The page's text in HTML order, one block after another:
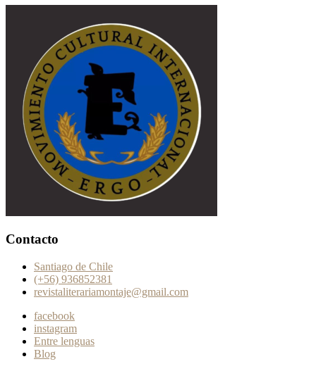
Contacto
Santiago de Chile
(+56) 936852381
revistaliterariamontaje@gmail.com
facebook
instagram
Entre lenguas
Blog